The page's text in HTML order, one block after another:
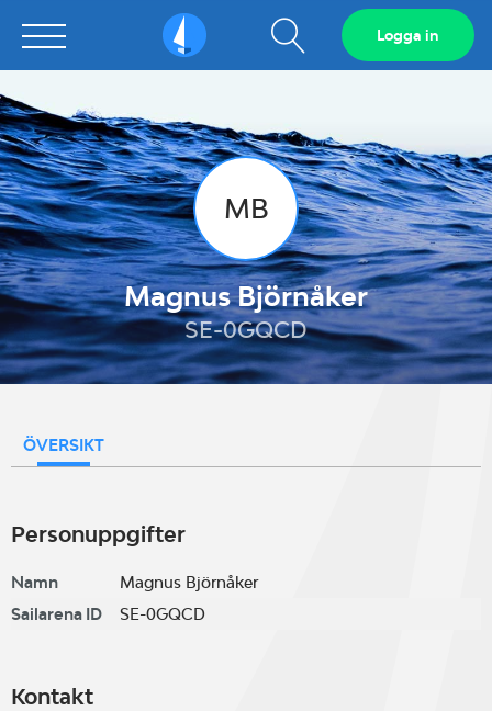
Sailarena Visa
sökfält
Logga in
MB
Magnus Björnåker
SE-0GQCD
ÖVERSIKT
Personuppgifter
Namn
Magnus Björnåker
Sailarena ID
SE-0GQCD
Kontakt